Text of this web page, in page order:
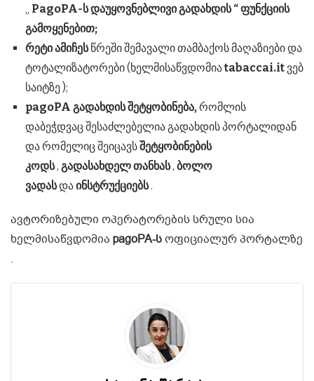
„ PagoPA-ს დაუყოვნებლივი გადახდის “ ფუნქციის
გამოყენებით;
რეტი ამიჩესწრეში შემავალი თამბაქოს მაღაზიები და
ტოტალიზატორები (ხელმისაწვდომიაtabaccai.itვებ
საიტზე );
pagoPA გადახდის შეტყობინება,რომლის
დაბეჭდვაც შესაძლებელია გადახდის პორტალიდან
და რომელიც შეიცავსშეტყობინების
კოდს, გადასახდელ თანხას, ბოლო
ვადასდაინსტრუქციებს.
ავტორიზებული ოპერატორების სრული სია
ხელმისაწვდომია pagoPA-სოფიციალურ პორტალზე
.